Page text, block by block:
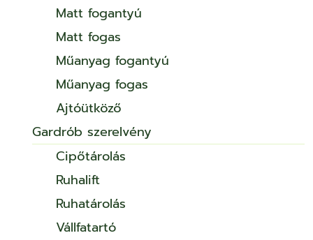
Matt fogantyú
Matt fogas
Műanyag fogantyú
Műanyag fogas
Ajtóütköző
Gardrób szerelvény
Cipőtárolás
Ruhalift
Ruhatárolás
Vállfatartó